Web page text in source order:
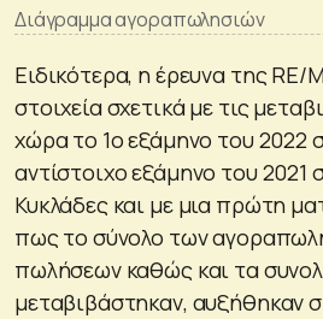
Διάγραμμα αγοραπωλησιών
Ειδικότερα, η έρευνα της RE/
στοιχεία σχετικά με τις
χώρα το 1ο εξάμηνο του 2022
αντίστοιχο εξάμηνο του 2021
Κυκλάδες και με μια πρώτη
πως το σύνολο των
πωλήσεων καθώς και τα
μεταβιβάστηκαν, αυξήθηκαν